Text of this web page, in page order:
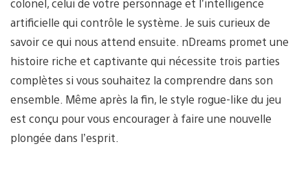
colonel, celui de votre personnage et l’intelligence
artificielle qui contrôle le système. Je suis curieux de
savoir ce qui nous attend ensuite. nDreams promet une
histoire riche et captivante qui nécessite trois parties
complètes si vous souhaitez la comprendre dans son
ensemble. Même après la fin, le style rogue-like du jeu
est conçu pour vous encourager à faire une nouvelle
plongée dans l’esprit.